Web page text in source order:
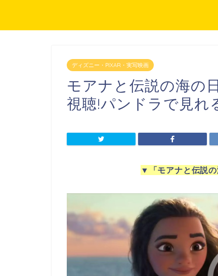
ディズニー・PIXAR・実写映画
モアナと伝説の海の
視聴!パンドラで見れ
▼ 「モアナと伝説